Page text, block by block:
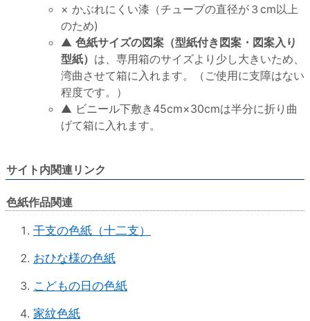
× かぶれにくい漆（チューブの直径が３cm以上
のため)
▲ 色紙サイズの図案（型紙付き図案・図案入り
型紙） は、専用箱のサイズより少し大きいため、
湾曲させて箱に入れます。（ご使用に支障はない
程度です。）
▲ ビニール下敷き45cm×30cmは半分に折り曲
げて箱に入れます。
サイト内関連リンク
色紙作品関連
干支の色紙（十二支）
おひな様の色紙
こどもの日の色紙
家紋色紙